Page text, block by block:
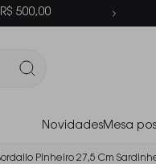
sem juros
NovidadesMesa
Pinheiro 27,5 Cm